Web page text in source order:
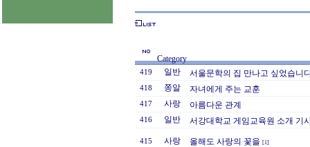
Category
419 일반 서울문학의 집 만나고 싶었습니
418 쫑알 자녀에게 주는 교훈
417 사랑 아름다운 관계
416 일반 서강대학교 게임교육원 소개 기
415 사랑 올해도 사랑의 꽃을 [1]